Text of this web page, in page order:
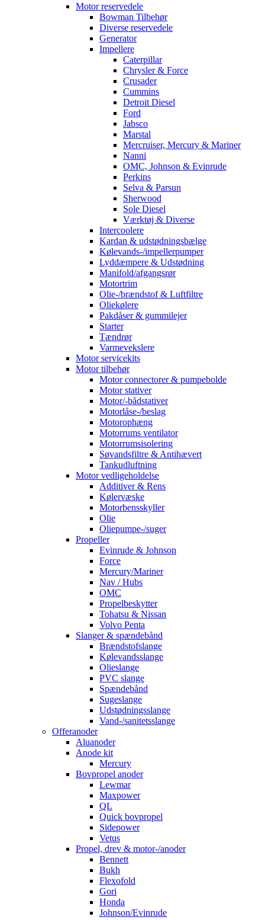
Motor reservedele
Bowman Tilbehør
Diverse reservedele
Generator
Impellere
Caterpillar
Chrysler & Force
Crusader
Cummins
Detroit Diesel
Ford
Jabsco
Marstal
Mercruiser, Mercury & Mariner
Nanni
OMC, Johnson & Evinrude
Perkins
Selva & Parsun
Sherwood
Sole Diesel
Værktøj & Diverse
Intercoolere
Kardan & udstødningsbælge
Kølevands-/impellerpumper
Lyddæmpere & Udstødning
Manifold/afgangsrør
Motortrim
Olie-/brændstof & Luftfiltre
Oliekølere
Pakdåser & gummilejer
Starter
Tændrør
Varmevekslere
Motor servicekits
Motor tilbehør
Motor connectorer & pumpebolde
Motor stativer
Motor/-bådstativer
Motorlåse-/beslag
Motorophæng
Motorrums ventilator
Motorrumsisolering
Søvandsfiltre & Antihævert
Tankudluftning
Motor vedligeholdelse
Additiver & Rens
Kølervæske
Motorbensskyller
Olie
Oliepumpe-/suger
Propeller
Evinrude & Johnson
Force
Mercury/Mariner
Nav / Hubs
OMC
Propelbeskytter
Tohatsu & Nissan
Volvo Penta
Slanger & spændebånd
Brændstofslange
Kølevandsslange
Olieslange
PVC slange
Spændebånd
Sugeslange
Udstødningsslange
Vand-/sanitetsslange
Offeranoder
Aluanoder
Anode kit
Mercury
Bovpropel anoder
Lewmar
Maxpower
QL
Quick bovpropel
Sidepower
Vetus
Propel, drev & motor-/anoder
Bennett
Bukh
Flexofold
Gori
Honda
Johnson/Evinrude